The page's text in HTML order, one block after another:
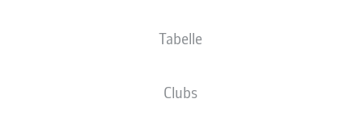
Tabelle
Clubs
WIESN-GIPFEL: TOPSPIEL MIT TRAUMTOREN